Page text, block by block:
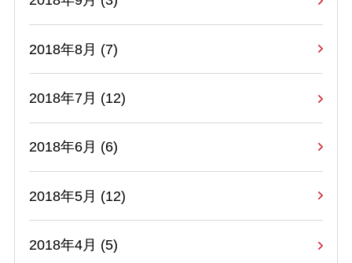
2018年8月 (7)
2018年7月 (12)
2018年6月 (6)
2018年5月 (12)
2018年4月 (5)